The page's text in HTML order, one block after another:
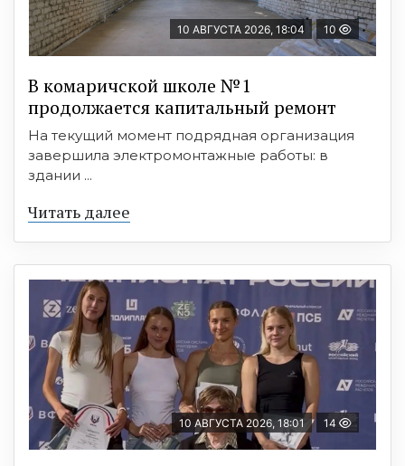
10 АВГУСТА 2026, 18:04 10
В комаричской школе №1
продолжается капитальный ремонт
На текущий момент подрядная организация
завершила электромонтажные работы: в
здании ...
Читать далее
10 АВГУСТА 2026, 18:01 14